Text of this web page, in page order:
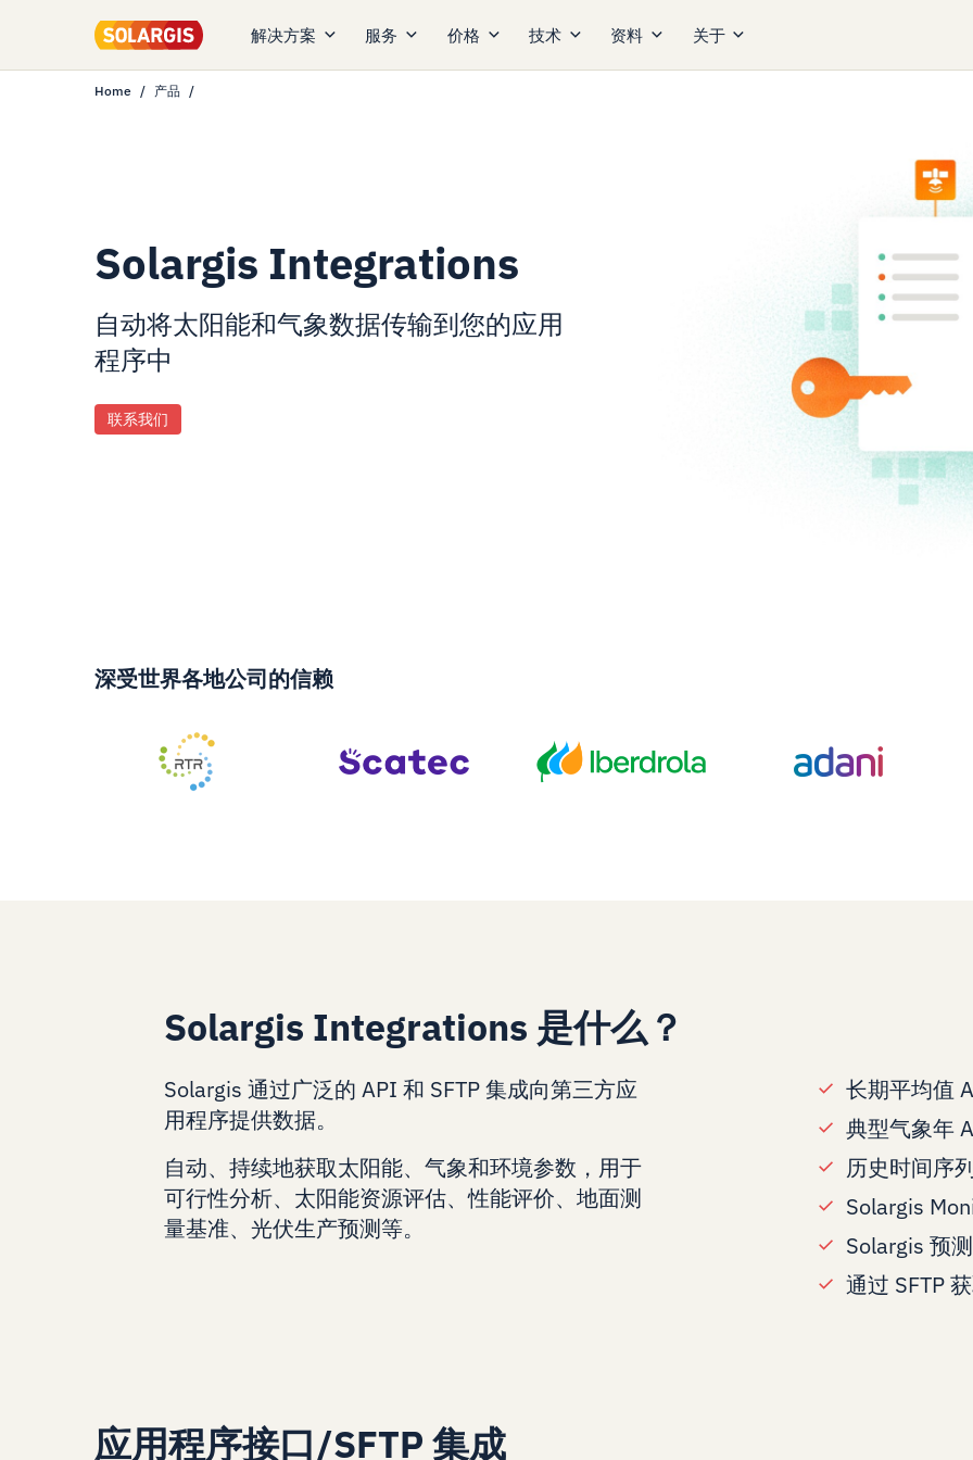
解决方案 服务 价格 技术 资料 关于
Home 产品
Solargis Integrations
自动将太阳能和气象数据传输到您的应用
程序中
联系我们
深受世界各地公司的信赖
Solargis Integrations 是什么？
Solargis 通过广泛的 API 和 SFTP 集成向第三方应
用程序提供数据。
自动、持续地获取太阳能、气象和环境参数，用于
可行性分析、太阳能资源评估、性能评价、地面测
量基准、光伏生产预测等。
长期平均值
典型气象年
历史时间序
Solargis
Solargis 预
通过 SFTP
应用程序接口/SFTP 集成